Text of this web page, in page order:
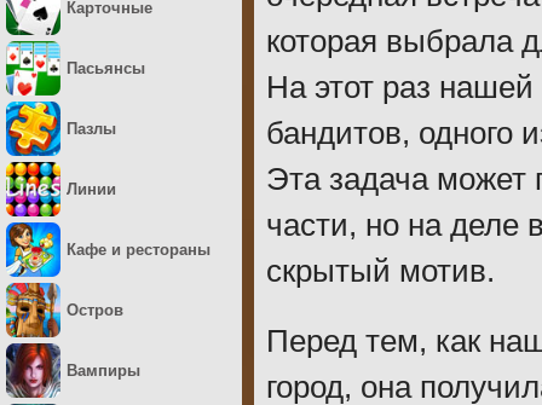
которая выбрала
На этот раз нашей
бандитов, одного
Эта задача может
части, но на деле
скрытый мотив.
Перед тем, как
город, она
Карточные
Пасьянсы
Пазлы
Линии
Кафе и рестораны
Остров
Вампиры